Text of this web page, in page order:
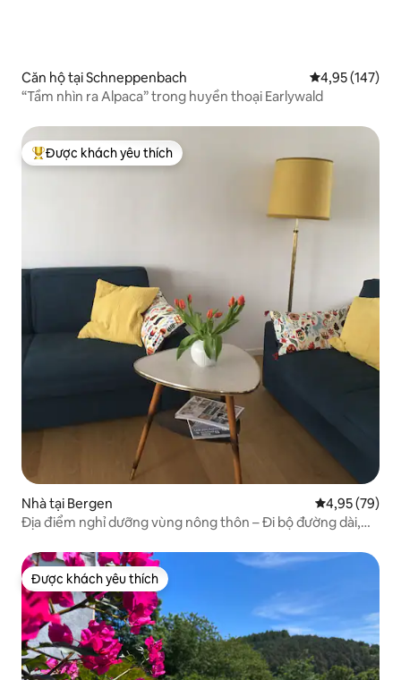
Căn hộ tại Schneppenbach Xếp hạng
4,95 (147)
“Tầm nhìn ra Alpaca” trong huyền thoại Earlywald
Được khách yêu thích nhất
Được khách yêu thích
Nhà tại Bergen Xếp hạng
4,95 (79)
Địa điểm nghỉ dưỡng vùng nông thôn – Đi bộ đường dài,
Được khách yêu thích
Được khách yêu thích